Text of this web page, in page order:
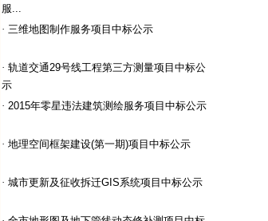
服...
· 三维地图制作服务项目中标公示
· 轨道交通29号线工程第三方测量项目中标公
示
· 2015年零星违法建筑测绘服务项目中标公示
· 地理空间框架建设(第一期)项目中标公示
· 城市更新及征收拆迁GIS系统项目中标公示